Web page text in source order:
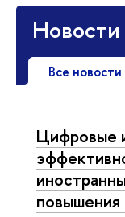
Новости
Все новости
Цифровые
повышения